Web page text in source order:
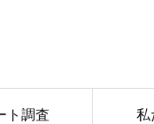
ト調査 私